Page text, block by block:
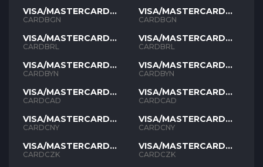
VISA/MASTERCARD
BGN
CARDBGN
VISA/MASTERCARD
BRL
CARDBRL
VISA/MASTERCARD
BYN
CARDBYN
VISA/MASTERCARD
CAD
CARDCAD
VISA/MASTERCARD
CNY
CARDCNY
VISA/MASTERCARD
CZK
CARDCZK
VISA/MASTERCARD
BGN
CARDBGN
VISA/MASTERCARD
BRL
CARDBRL
VISA/MASTERCARD
BYN
CARDBYN
VISA/MASTERCARD
CAD
CARDCAD
VISA/MASTERCARD
CNY
CARDCNY
VISA/MASTERCARD
CZK
CARDCZK